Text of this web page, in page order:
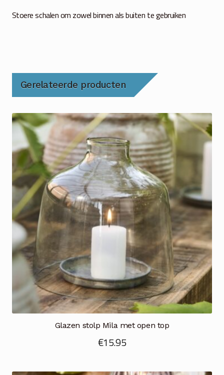
Stoere schalen om zowel binnen als buiten te gebruiken
Gerelateerde producten
Glazen stolp Mila met open top
€15.95